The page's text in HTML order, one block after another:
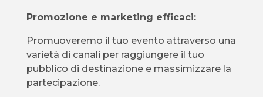
Promozione e marketing efficaci:
Promuoveremo il tuo evento attraverso una
varietà di canali per raggiungere il tuo
pubblico di destinazione e massimizzare la
partecipazione.